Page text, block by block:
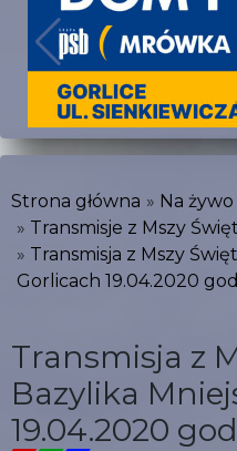
Strona główna
Na
Transmisje z Mszy
Transmisja z Mszy
Gorlicach 19.04.2020
Transmisja z
Bazylika
19.04.2020